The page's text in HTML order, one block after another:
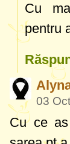
Cu
pentru
03
Cu ce